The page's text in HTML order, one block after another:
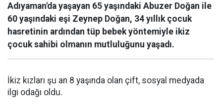
Adıyaman'da yaşayan 65 yaşındaki Abuzer Doğan ile
60 yaşındaki eşi Zeynep Doğan, 34 yıllık çocuk
hasretinin ardından tüp bebek yöntemiyle ikiz
çocuk sahibi olmanın mutluluğunu yaşadı.
İkiz kızları şu an 8 yaşında olan çift, sosyal medyada
ilgi odağı oldu.